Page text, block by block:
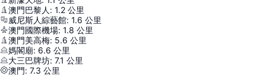
澳門巴黎人 : 1.2 公里
威尼斯人綜藝館: 1.6 公里
澳門國際機場: 1.8 公里
澳門美高梅: 5.6 公里
媽閣廟: 6.6 公里
大三巴牌坊: 7.1 公里
澳門: 7.3 公里